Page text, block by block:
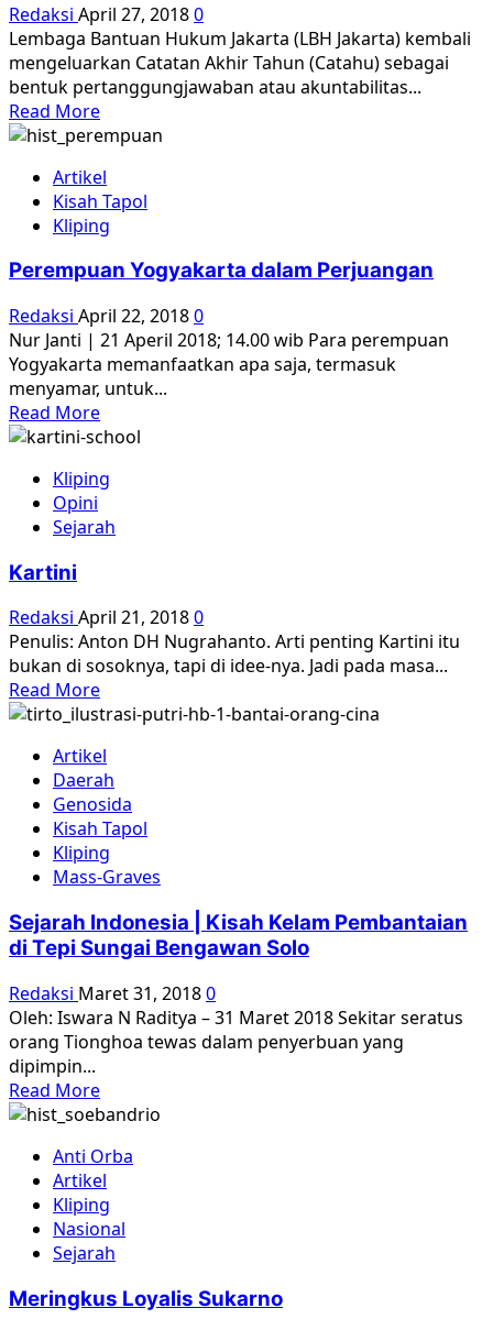
lewat
catatan
dan
surat-
surat
Redaksi April 27, 20180
Lembaga Bantuan Hukum Jakarta (LBH Jakarta) kembali
mengeluarkan Catatan Akhir Tahun (Catahu) sebagai
bentuk pertanggungjawaban atau akuntabilitas...
Read MoreRead
more
Redupnya
Api
Reformasi:
Akhir
Tahun
Hukum
dan
HAM
2017
Artikel
Kisah Tapol
Kliping
Perempuan Yogyakarta dalam Perjuangan
Redaksi April 22, 20180
Nur Janti | 21 Aperil 2018; 14.00 wib Para perempuan
Yogyakarta memanfaatkan apa saja, termasuk
menyamar, untuk...
Read MoreRead
more
Perempuan
dalam
Kliping
Opini
Sejarah
Kartini
Redaksi April 21, 20180
Penulis: Anton DH Nugrahanto. Arti penting Kartini itu
bukan di sosoknya, tapi di idee-nya. Jadi pada masa...
Read MoreRead
more
Kartini
Artikel
Daerah
Genosida
Kisah Tapol
Kliping
Mass-Graves
Sejarah Indonesia | Kisah Kelam Pembantaian
di Tepi Sungai Bengawan Solo
Redaksi Maret 31, 20180
Oleh: Iswara N Raditya – 31 Maret 2018 Sekitar seratus
orang Tionghoa tewas dalam penyerbuan yang
dipimpin...
Read MoreRead
more
Sejarah
Indonesia
|
Kisah
Kelam
di
Anti Orba
Artikel
Kliping
Nasional
Sejarah
Meringkus Loyalis Sukarno